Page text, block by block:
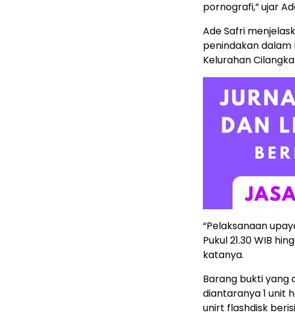
pornografi,” ujar
Ade Safri
penindakan dalam
Kelurahan
“Pelaksanaan
Pukul 21.30 WIB
katanya.
Barang bukti yang
diantaranya 1 unit
unirt flashdisk